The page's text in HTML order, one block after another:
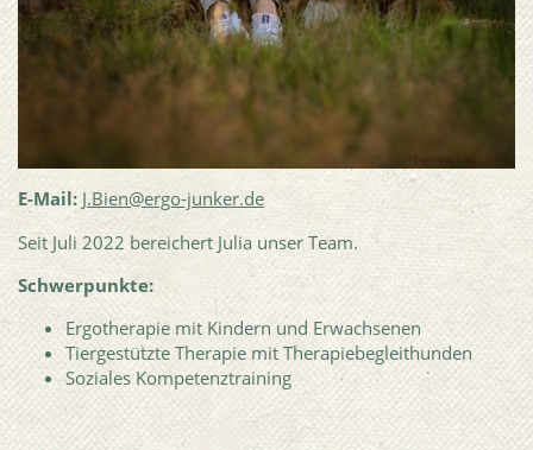
E-Mail: J.Bien@ergo-junker.de
Seit Juli 2022 bereichert Julia unser Team.
Schwerpunkte:
Ergotherapie mit Kindern und Erwachsenen
Tiergestützte Therapie mit Therapiebegleithunden
Soziales Kompetenztraining